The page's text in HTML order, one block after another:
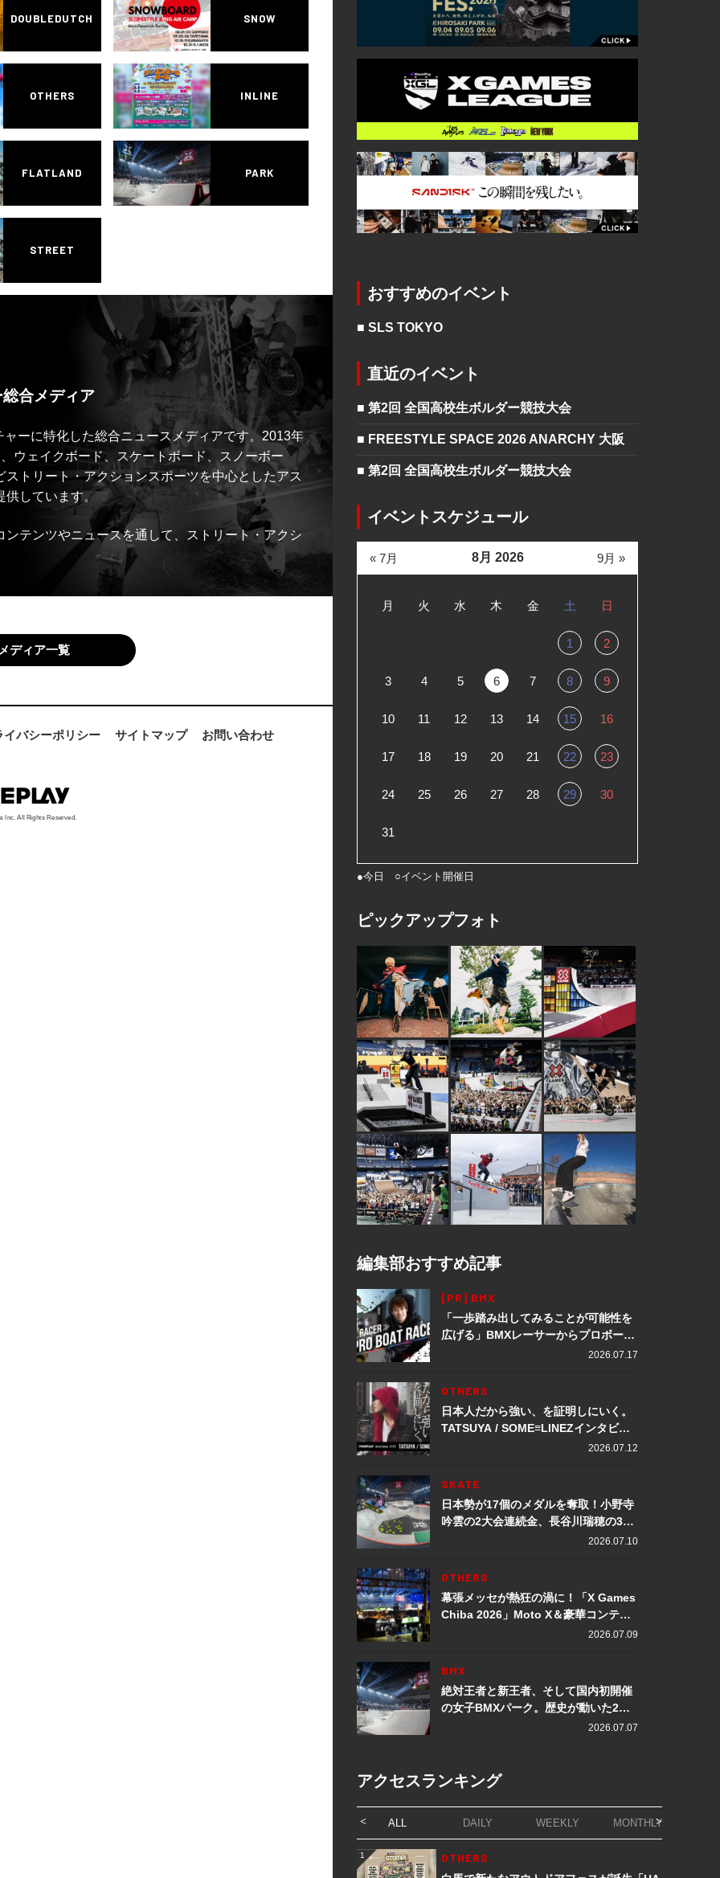
DOUBLEDUTCH SNOW
OTHERS INLINE
FLATLAND PARK
STREET
合メディア
ーに特化した総合ニュースメディアです。2013年
ウェイクボード、スケートボード、スノーボー
トリート・アクションスポーツを中心としたアス
供しています。
テンツやニュースを通して、ストリート・アクシ
ディア一覧
イバシーポリシー サイトマップ お問い合わせ
Inc. All Rights Reserved.
おすすめのイベント
■ SLS TOKYO
直近のイベント
■ 第2回 全国高校生ボルダー競技大会
■ FREESTYLE SPACE 2026 ANARCHY 大阪
■ 第2回 全国高校生ボルダー競技大会
イベントスケジュール
8月 2026
月 火 水 木 金 土 日
1 2
3 4 5 6 7 8 9
10 11 12 13 14 15 16
17 18 19 20 21 22 23
24 25 26 27 28 29 30
31
« 7月 9月 »
●今日 ○イベント開催日
ピックアップフォト
編集部おすすめ記事
[PR] BMX
「一歩踏み出してみることが可能性を
広げる」BMXレーサーからプロボート
レーサーへ転身。上田龍星が体現する
2026.07.17
OTHERS
日本人だから強い、を証明しにいく。
TATSUYA / SOME≡LINEZインタビュ
2026.07.12
SKATE
日本勢が17個のメダルを奪取！小野寺
吟雲の2大会連続金、長谷川瑞穂の3メ
ダル獲得など数々の快挙をプレイバッ
2026.07.10
OTHERS
幕張メッセが熱狂の渦に！「X Games
Chiba 2026」Moto X＆豪華コンテン
2026.07.09
BMX
絶対王者と新王者、そして国内初開催
の女子BMXパーク。歴史が動いた2日
2026.07.07
アクセスランキング
ALL DAILY WEEKLY MONTHLY
1 OTHERS